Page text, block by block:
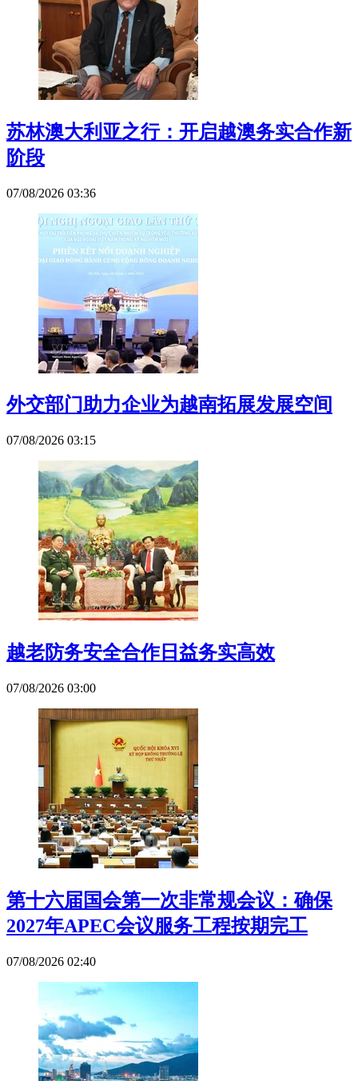
苏林澳大利亚之行：开启越澳务实合作新
阶段
07/08/2026 03:36
外交部门助力企业为越南拓展发展空间
07/08/2026 03:15
越老防务安全合作日益务实高效
07/08/2026 03:00
第十六届国会第一次非常规会议：确保
2027年APEC会议服务工程按期完工
07/08/2026 02:40